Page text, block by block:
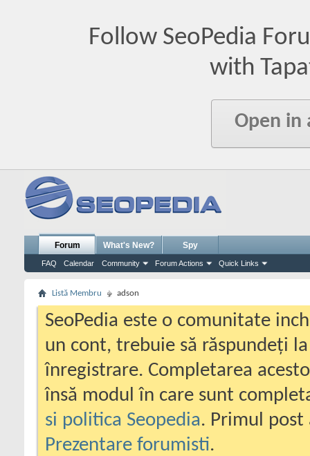
Follow SeoPedia
with
Open in
Forum
FAQ Calendar Community Forum Actions Quick Links
What's New? Spy
Listă Membru adson
SeoPedia este o comunitate
un cont, trebuie să răspundeți
înregistrare. Completarea
însă modul în care sunt
si politica Seopedia. Primul
Prezentare forumisti.